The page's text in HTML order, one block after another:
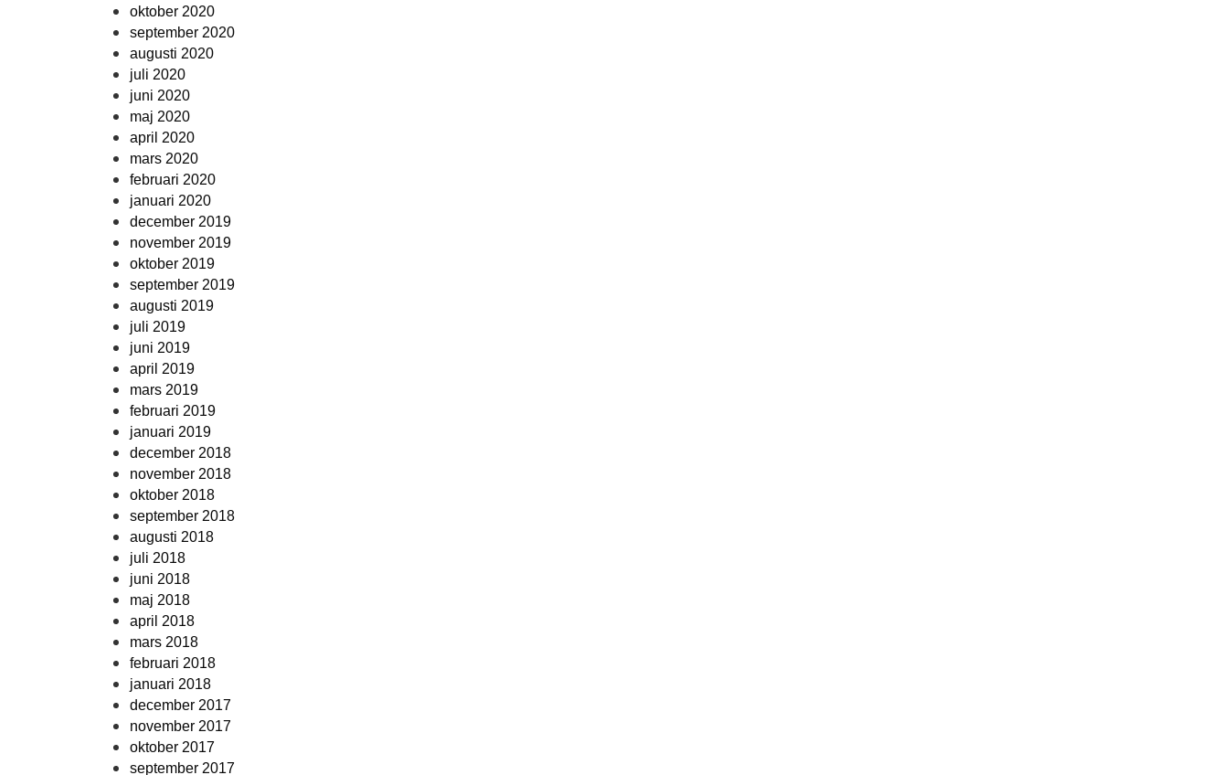
oktober 2020
september 2020
augusti 2020
juli 2020
juni 2020
maj 2020
april 2020
mars 2020
februari 2020
januari 2020
december 2019
november 2019
oktober 2019
september 2019
augusti 2019
juli 2019
juni 2019
april 2019
mars 2019
februari 2019
januari 2019
december 2018
november 2018
oktober 2018
september 2018
augusti 2018
juli 2018
juni 2018
maj 2018
april 2018
mars 2018
februari 2018
januari 2018
december 2017
november 2017
oktober 2017
september 2017